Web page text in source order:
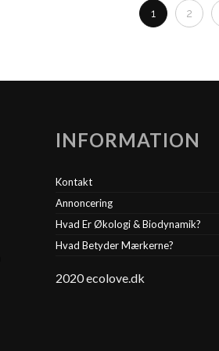
1 2
INFORMATION
Kontakt
Annoncering
Hvad Er Økologi & Biodynamik?
Hvad Betyder Mærkerne?
2020 ecolove.dk